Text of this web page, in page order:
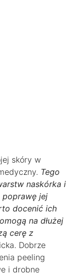
skóry w
Tego
naskórka i
poprawę jej
docenić ich
na dłużej
cerę z
Dobrze
peeling
i drobne